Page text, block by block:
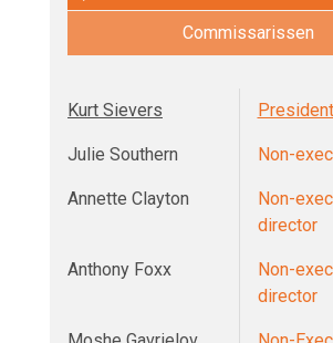
Commissarissen
Kurt Sievers
Julie Southern Non-
Annette Clayton
Non-
director
Anthony Foxx
Non-
director